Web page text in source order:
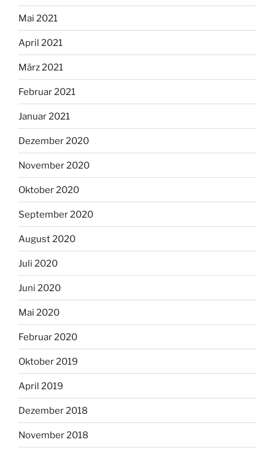
Mai 2021
April 2021
März 2021
Februar 2021
Januar 2021
Dezember 2020
November 2020
Oktober 2020
September 2020
August 2020
Juli 2020
Juni 2020
Mai 2020
Februar 2020
Oktober 2019
April 2019
Dezember 2018
November 2018